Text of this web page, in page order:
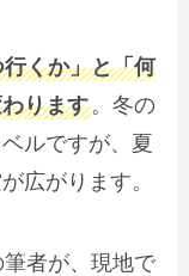
行くか」と「何
ります。冬の
ルですが、夏
広がります。
者が、現地で